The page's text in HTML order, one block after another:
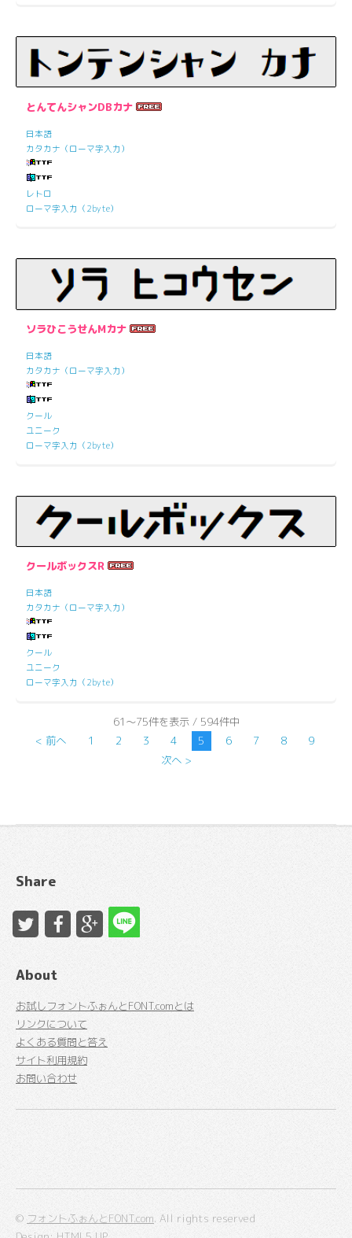
とんてんシャンDBカナ
日本語
カタカナ（ローマ字入力）
レトロ
ローマ字入力（2byte）
ソラひこうせんMカナ
日本語
カタカナ（ローマ字入力）
クール
ユニーク
ローマ字入力（2byte）
クールボックスR
日本語
カタカナ（ローマ字入力）
クール
ユニーク
ローマ字入力（2byte）
61～75件を表示 / 594件中
< 前へ
1 2 3 4 5 6 7 8
9
次へ >
Share
About
お試しフォントふぉんとFONT.comとは
リンクについて
よくある質問と答え
サイト利用規約
お問い合わせ
© フォントふぉんとFONT.com. All rights reserved